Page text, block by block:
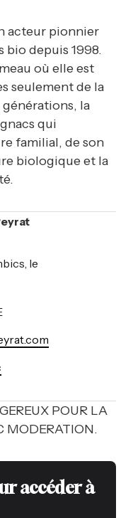
acteur pionnier
bio depuis 1998.
où elle est
seulement de la
la
qui
familial, de son
biologique et la
le
POUR LA
MODERATION.
accéder à